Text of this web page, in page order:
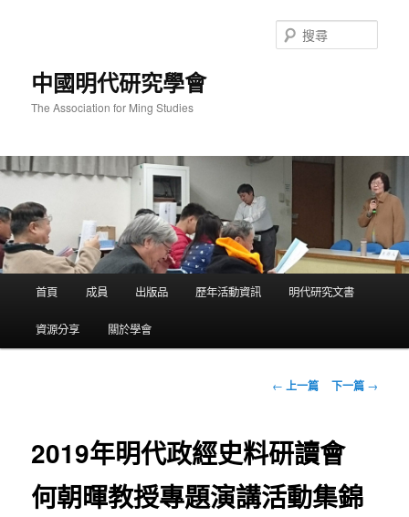
中國明代研究學會
The Association for Ming Studies
尋
首頁 成員 出版品 歷年活動資訊 明代研究文書
資源分享 關於學會
文
覽
← 上一篇 下一篇 →
2019年明代政經史料研讀會
何朝暉教授專題演講活動集錦